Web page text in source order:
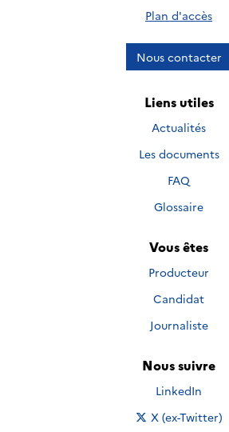
Plan d'accès
Nous contacter
Liens utiles
Actualités
Les documents
FAQ
Glossaire
Vous êtes
Producteur
Candidat
Journaliste
Nous suivre
Nous suivre sur
LinkedIn
Nous suivre sur
X (ex-Twitter)